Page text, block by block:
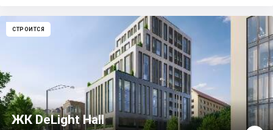
СТРОИТСЯ
ЖК DeLight Hall